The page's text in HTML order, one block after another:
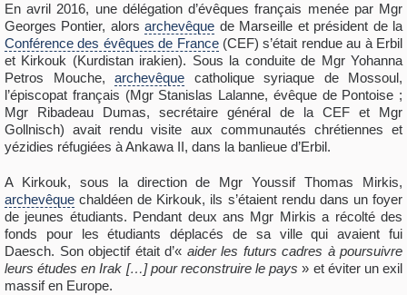
En avril 2016, une délégation d’évêques français menée par Mgr
Georges Pontier, alorsarchevêque de Marseille et président de la
Conférence des évêques de France(CEF) s’était rendue au à Erbil
et Kirkouk (Kurdistan irakien). Sous la conduite de Mgr Yohanna
Petros Mouche, archevêque catholique syriaque de Mossoul,
l’épiscopat français (Mgr Stanislas Lalanne, évêque de Pontoise ;
Mgr Ribadeau Dumas, secrétaire général de la CEF et Mgr
Gollnisch) avait rendu visite aux communautés chrétiennes et
yézidies réfugiées à Ankawa II, dans la banlieue d’Erbil.
A Kirkouk, sous la direction de Mgr Youssif Thomas Mirkis,
archevêque chaldéen de Kirkouk, ils s’étaient rendu dans un foyer
de jeunes étudiants. Pendant deux ans Mgr Mirkis a récolté des
fonds pour les étudiants déplacés de sa ville qui avaient fui
Daesch. Son objectif était d’« aider les futurs cadres à poursuivre
leurs études en Irak […] pour reconstruire le pays » et éviter un exil
massif en Europe.